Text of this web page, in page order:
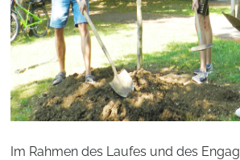
Im Rahmen des Laufes und des